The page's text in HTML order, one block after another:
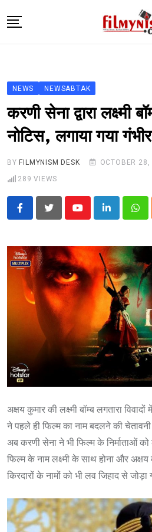
to
TELEVISION
BHOJPURI
NEWS ABTAK
STARRY SIDES
NEWS NEWSABTAK
करणी सेना द्वारा लक्ष्मी
नोटिस, लगाया गया
BY FILMYNISM DESK OCTOBER
289 VIEWS
YoutubeLinkedIn
अक्षय कुमार की लक्ष्मी बॉम्ब लगतारा
ने पहले ही फिल्म का नाम बदलने की
अब करणी सेना ने भी फिल्म के निर्माताओं
फिल्म के नाम लक्ष्मी के साथ होना और
किरदारों के नामों को भी लव जिहाद से जोड़ा